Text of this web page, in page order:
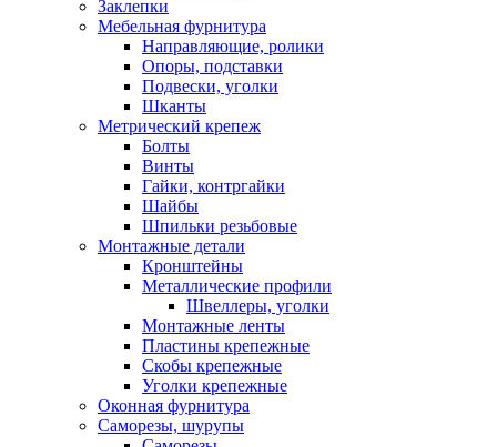
Заклепки
Мебельная фурнитура
Направляющие, ролики
Опоры, подставки
Подвески, уголки
Шканты
Метрический крепеж
Болты
Винты
Гайки, контргайки
Шайбы
Шпильки резьбовые
Монтажные детали
Кронштейны
Металлические профили
Швеллеры, уголки
Монтажные ленты
Пластины крепежные
Скобы крепежные
Уголки крепежные
Оконная фурнитура
Саморезы, шурупы